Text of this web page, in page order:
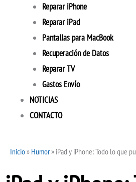
Reparar iPhone
Reparar iPad
Pantallas para MacBook
Recuperación de Datos
Reparar TV
Gastos Envío
NOTICIAS
CONTACTO
Inicio»Humor»iPad y iPhone: Todo lo que